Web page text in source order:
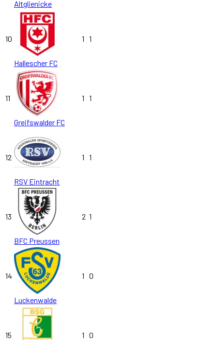
Altglienicke
10
Hallescher FC
1 1
11
Greifswalder FC
1 1
12
RSV Eintracht
1 1
13
BFC Preussen
2 1
14
Luckenwalde
1 0
15 1 0